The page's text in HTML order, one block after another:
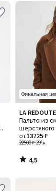
Финальная
LA
Пальто из
шерстяного
БАРНАБE
22500 ₽-39%
от13725 ₽
4,5
/ 5
Количество
цветов:
3
4,5
/